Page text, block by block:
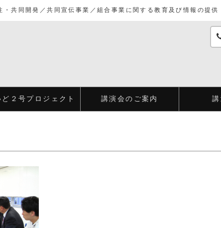
共同開発／共同宣伝事業／組合事業に関する教育及び情報の提供
ど２号プロジェクト 講演会のご案内